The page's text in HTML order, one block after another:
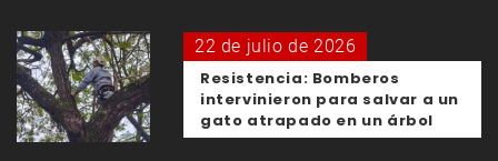
22 de julio de 2026
Resistencia: Bomberos
intervinieron para salvar a un
gato atrapado en un árbol